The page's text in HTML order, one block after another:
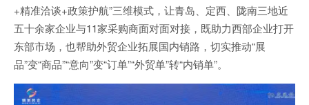
+精准洽谈+政策护航”三维模式，让青岛、定西、陇南三地近
五十余家企业与11家采购商面对面对接，既助力西部企业打开
东部市场，也帮助外贸企业拓展国内销路，切实推动“展
品”变“商品”“意向”变“订单”“外贸单”转“内销单”。